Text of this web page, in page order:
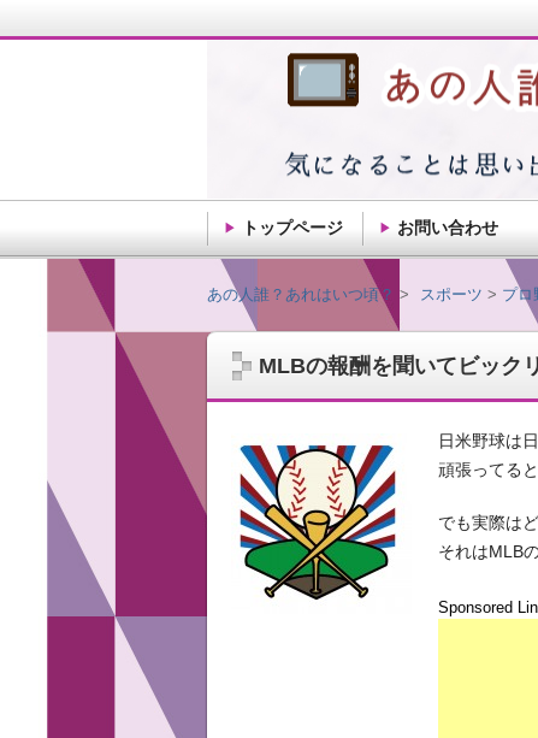
MLBの報酬を聞いてビック
日米野球は
頑張ってる
でも実際は
それはMLB
Sponsored
あの人誰？あれはいつ頃？ スポーツ プロ
あの人誰？あれはい
記憶ってだんだん薄れるもんですね。思
ことを自由気ままに綴ります。
トップページ お問い合わせ